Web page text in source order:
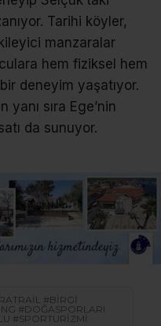
Tarihi köyler,
manzaralar
hem fiziksel hem
deneyim yaşatıyor.
yanı sıra Ege’nin
da sunuyor.
#BIRGI
#DOĞASPORLARI
#SPORTURIZMI